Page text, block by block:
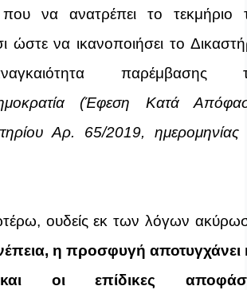
που να ανατρέπει το τεκμήριο
ώστε να ικανοποιήσει το
παρέμβασης
(Έφεση Κατά
Αρ. 65/2019,
ουδείς εκ των λόγων
η προσφυγή αποτυγχάνει
και οι επίδικες